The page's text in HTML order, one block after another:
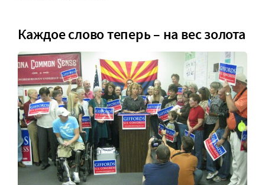
Каждое слово теперь – на вес золота